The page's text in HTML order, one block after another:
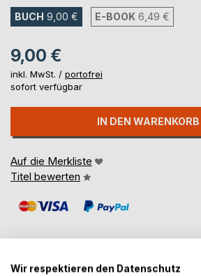
BUCH 9,00 € E-BOOK 6,49 €
9,00 €
inkl. MwSt. / portofrei
sofort verfügbar
IN DEN WARENKORB
Auf die Merkliste
Titel bewerten
Wir respektieren den Datenschutz